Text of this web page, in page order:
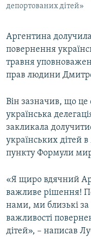
УКР
КТАТ
Усі сайти RFE/RL
депортованих дітей»
Аргентина
повернення
травня
прав людини
Він зазначив, що це
українська
закликала
українських дітей
пункту Формули
«Я щиро вдячний
важливе рішення!
нами, ми близькі
важливості
дітей», – написав